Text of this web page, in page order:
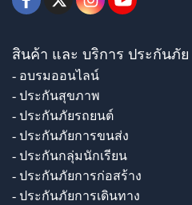
สินค้า และ บริการ ประกันภัย
- อบรมออนไลน์
- ประกันสุขภาพ
- ประกันภัยรถยนต์
- ประกันภัยการขนส่ง
- ประกันกลุ่มนักเรียน
- ประกันภัยการก่อสร้าง
- ประกันภัยการเดินทาง